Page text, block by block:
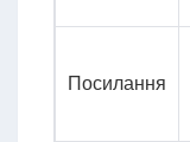
Посилання